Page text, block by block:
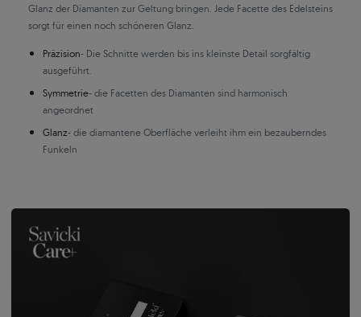
Glanz der Diamanten zur Geltung bringen. Jede Facette des Edelsteins
sorgt für einen noch schöneren Glanz.
Präzision- Die Schnitte werden bis ins kleinste Detail sorgfältig
ausgeführt.
Symmetrie- die Facetten des Diamanten sind harmonisch
angeordnet
Glanz- die diamantene Oberfläche verleiht ihm ein bezauberndes
Funkeln